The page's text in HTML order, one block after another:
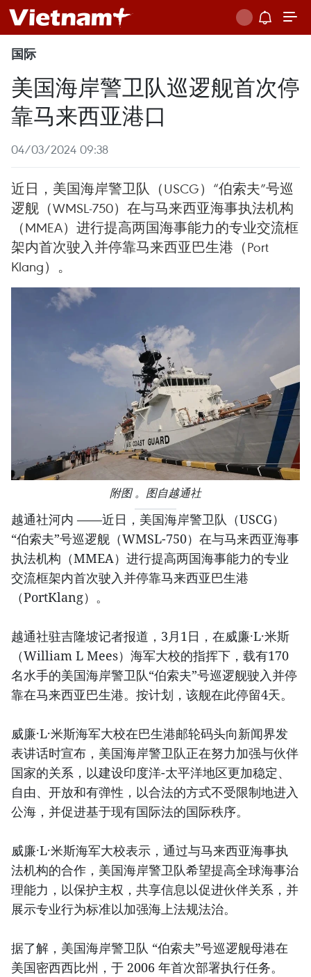
国际
美国海岸警卫队巡逻舰首次停
靠马来西亚港口
04/03/2024 09:38
近日，美国海岸警卫队（USCG）“伯索夫”号巡
逻舰（WMSL-750）在与马来西亚海事执法机构
（MMEA）进行提高两国海事能力的专业交流框
架内首次驶入并停靠马来西亚巴生港（Port
Klang）。
附图 。图自越通社
越通社河内 ——近日，美国海岸警卫队（USCG）
“伯索夫”号巡逻舰（WMSL-750）在与马来西亚海事
执法机构（MMEA）进行提高两国海事能力的专业
交流框架内首次驶入并停靠马来西亚巴生港
（PortKlang）。
越通社驻吉隆坡记者报道，3月1日，在威廉·L·米斯
（William L Mees）海军大校的指挥下，载有170
名水手的美国海岸警卫队“伯索夫”号巡逻舰驶入并停
靠在马来西亚巴生港。按计划，该舰在此停留4天。
威廉·L·米斯海军大校在巴生港邮轮码头向新闻界发
表讲话时宣布，美国海岸警卫队正在努力加强与伙伴
国家的关系，以建设印度洋-太平洋地区更加稳定、
自由、开放和有弹性，以合法的方式不受限制地进入
公海，并促进基于现有国际法的国际秩序。
威廉·L·米斯海军大校表示，通过与马来西亚海事执
法机构的合作，美国海岸警卫队希望提高全球海事治
理能力，以保护主权，共享信息以促进伙伴关系，并
展示专业行为标准以加强海上法规法治。
据了解，美国海岸警卫队 “伯索夫”号巡逻舰母港在
美国密西西比州，于 2006 年首次部署执行任务。